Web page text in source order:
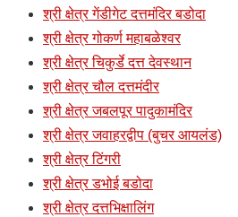
श्री क्षेत्र गेंडीगेट दत्तमंदिर बडोदा
श्री क्षेत्र गोकर्ण महाबळेश्वर
श्री क्षेत्र चिकुर्डे दत्त देवस्थान
श्री क्षेत्र चौल दत्तमंदीर
श्री क्षेत्र जबलपूर पादुकामंदिर
श्री क्षेत्र जवाहरद्वीप (बुचर आयलंड)
श्री क्षेत्र टिंगरी
श्री क्षेत्र डभोई बडोदा
श्री क्षेत्र दत्तभिक्षालिंग